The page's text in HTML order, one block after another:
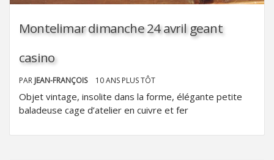
Montelimar dimanche 24 avril geant
casino
PAR JEAN-FRANÇOIS 10 ANS PLUS TÔT
Objet vintage, insolite dans la forme, élégante petite
baladeuse cage d’atelier en cuivre et fer